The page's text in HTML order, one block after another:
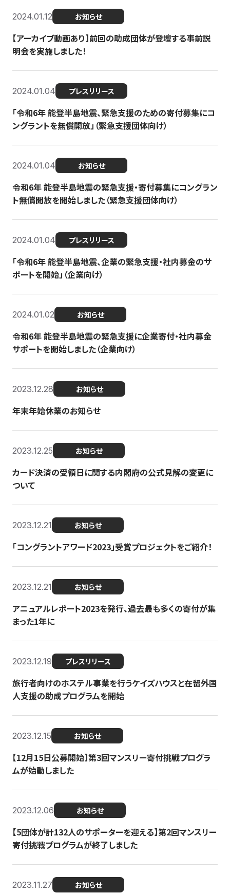
2024.01.12 お知らせ
【アーカイブ動画あり】前回の助成団体が登壇する事前説
明会を実施しました！
2024.01.04 プレスリリース
「令和6年 能登半島地震、緊急支援のための寄付募集にコ
ングラントを無償開放」（緊急支援団体向け）
2024.01.04 お知らせ
令和6年 能登半島地震の緊急支援・寄付募集にコングラン
ト無償開放を開始しました（緊急支援団体向け）
2024.01.04 プレスリリース
「令和6年 能登半島地震、企業の緊急支援・社内募金のサ
ポートを開始」（企業向け）
2024.01.02 お知らせ
令和6年 能登半島地震の緊急支援に企業寄付・社内募金
サポートを開始しました（企業向け）
2023.12.28 お知らせ
年末年始休業のお知らせ
2023.12.25 お知らせ
カード決済の受領日に関する内閣府の公式見解の変更に
ついて
2023.12.21 お知らせ
「コングラントアワード2023」受賞プロジェクトをご紹介！
2023.12.21 お知らせ
アニュアルレポート2023を発行、過去最も多くの寄付が集
まった1年に
2023.12.19 プレスリリース
旅行者向けのホステル事業を行うケイズハウスと在留外国
人支援の助成プログラムを開始
2023.12.15 お知らせ
【12月15日公募開始】第3回マンスリー寄付挑戦プログラ
ムが始動しました
2023.12.06 お知らせ
【5団体が計132人のサポーターを迎える】第2回マンスリー
寄付挑戦プログラムが終了しました
2023.11.27 お知らせ